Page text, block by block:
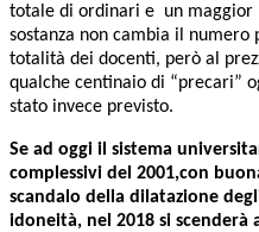
totale di ordinari e un
sostanza non cambia il
totalità dei docenti, però al
qualche centinaio di “precari”
stato invece previsto.
Se ad oggi il sistema
complessivi del 2001,con
scandalo della dilatazione
idoneità, nel 2018 si